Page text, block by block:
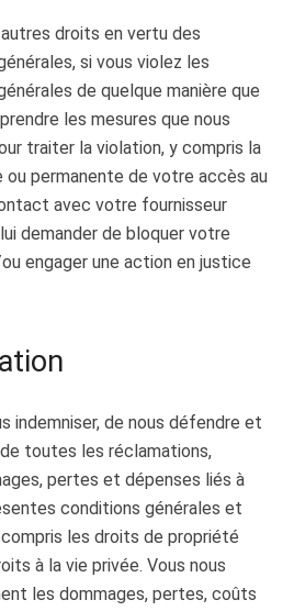
droits en vertu des
si vous violez les
de quelque manière que
les mesures que nous
traiter la violation, y compris la
ou permanente de votre accès au
avec votre fournisseur
demander de bloquer votre
engager une action en justice
indemniser, de nous défendre et
toutes les réclamations,
pertes et dépenses liés à
conditions générales et
les droits de propriété
à la vie privée. Vous nous
les dommages, pertes, coûts